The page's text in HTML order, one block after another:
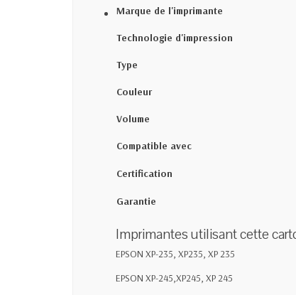
Marque de l'imprimante
Technologie d'impression
Type
Couleur
Volume
Compatible avec
Certification
Garantie
Imprimantes utilisant cette
EPSON XP-235, XP235, XP 235
EPSON XP-245,XP245, XP 245